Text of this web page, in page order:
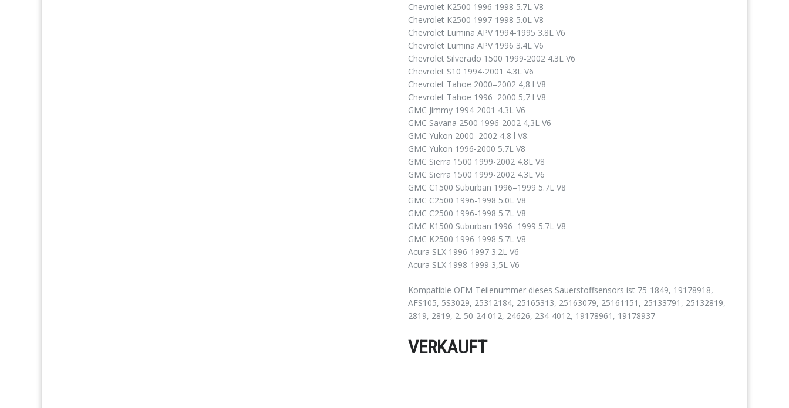
Chevrolet K2500 1996-1998 5.7L V8
Chevrolet K2500 1997-1998 5.0L V8
Chevrolet Lumina APV 1994-1995 3.8L V6
Chevrolet Lumina APV 1996 3.4L V6
Chevrolet Silverado 1500 1999-2002 4.3L V6
Chevrolet S10 1994-2001 4.3L V6
Chevrolet Tahoe 2000–2002 4,8 l V8
Chevrolet Tahoe 1996–2000 5,7 l V8
GMC Jimmy 1994-2001 4.3L V6
GMC Savana 2500 1996-2002 4,3L V6
GMC Yukon 2000–2002 4,8 l V8.
GMC Yukon 1996-2000 5.7L V8
GMC Sierra 1500 1999-2002 4.8L V8
GMC Sierra 1500 1999-2002 4.3L V6
GMC C1500 Suburban 1996–1999 5.7L V8
GMC C2500 1996-1998 5.0L V8
GMC C2500 1996-1998 5.7L V8
GMC K1500 Suburban 1996–1999 5.7L V8
GMC K2500 1996-1998 5.7L V8
Acura SLX 1996-1997 3.2L V6
Acura SLX 1998-1999 3,5L V6
Kompatible OEM-Teilenummer dieses Sauerstoffsensors ist 75-1849, 19178918,
AFS105, 5S3029, 25312184, 25165313, 25163079, 25161151, 25133791, 25132819,
2819, 2819, 2. 50-24 012, 24626, 234-4012, 19178961, 19178937
VERKAUFT